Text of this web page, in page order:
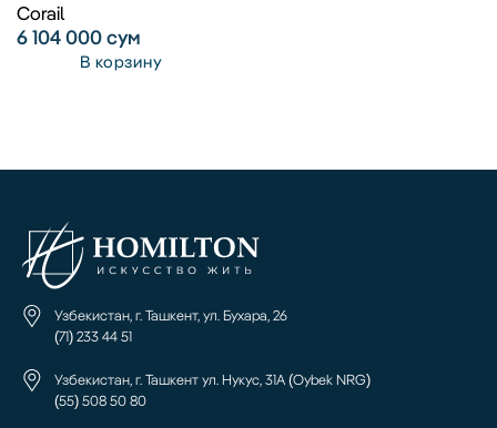
Corail
6 104 000сум
В корзину
Узбекистан, г. Ташкент, ул. Бухара, 26
(71) 233 44 51
Узбекистан, г. Ташкент ул. Нукус, 31А (Oybek NRG)
(55) 508 50 80